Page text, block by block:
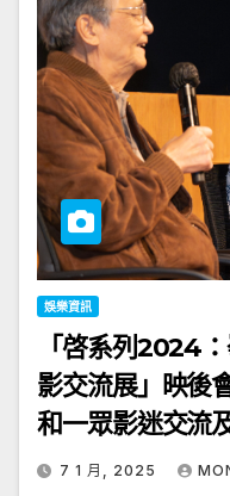
娛樂資訊
「啓系列2024
影交流展」映後
和一眾影迷交流
7 1 月, 2025